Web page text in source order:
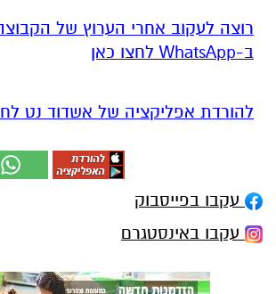
רוצה לעקוב אחרי הערוץ של
ב-WhatsApp לחצו כאן
להורדת אפליקציה של אשדוד נט
עקבו בפייסבוק
עקבו באינסטגרם